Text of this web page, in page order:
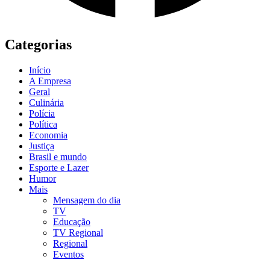
Categorias
Início
A Empresa
Geral
Culinária
Polícia
Política
Economia
Justiça
Brasil e mundo
Esporte e Lazer
Humor
Mais
Mensagem do dia
TV
Educação
TV Regional
Regional
Eventos